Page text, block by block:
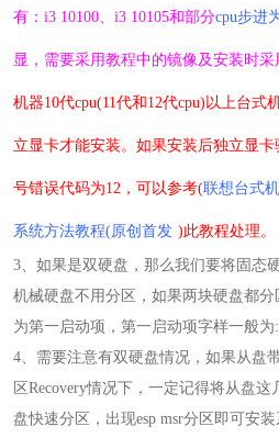
有：i3 10100、i3 10105和部分cpu步进
显，需要采用教程中的镜像及安装时
机器10代cpu(11代和12代cpu)以上台式
立显卡才能安装。如果安装后独立显
号错误代码为12，可以参考(联想台式
系统方法教程(原创首发 )此教程处理。
3 、如果是双硬盘，那么我们要将固态
机械硬盘不用分区，如果两块硬盘都
为第一启动项，第一启动项字样一般为
4 、需要注意有双硬盘情况，如果从盘
区Recovery情况下，一定记得将从盘
盘快速分区，出现esp msr分区即可安装